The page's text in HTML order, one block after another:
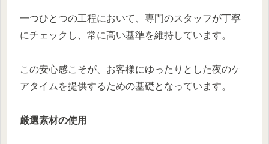
一つひとつの工程において、専門のスタッフが丁寧
にチェックし、常に高い基準を維持しています。
この安心感こそが、お客様にゆったりとした夜のケ
アタイムを提供するための基礎となっています。
厳選素材の使用